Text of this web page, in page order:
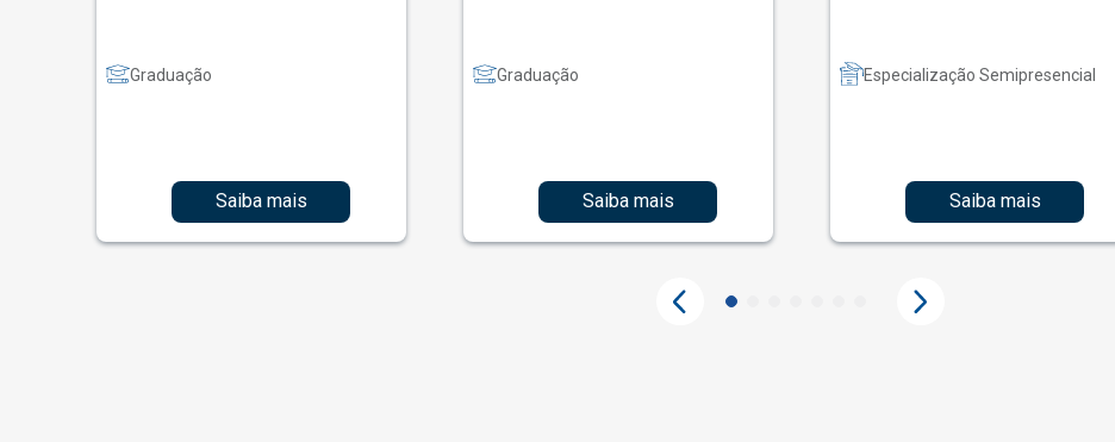
Graduação
Saiba mais
Graduação
Saiba mais
Especialização Semipresencial
Saiba mais